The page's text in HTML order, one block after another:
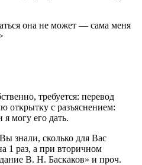
она не может — сама меня
требуется: перевод
открытку с разъяснением:
могу его дать.
знали, сколько для Вас
1 раз, а при вторичном
В. Н. Баскаков» и проч.